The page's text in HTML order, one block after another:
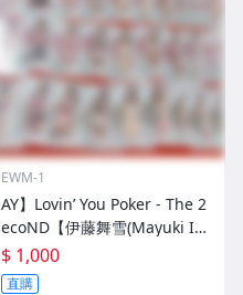
EWM-1
AY】Lovin’ You Poker - The 2
ecoND【伊藤舞雪(Mayuki It
o)】撲克牌 整副52張
$ 1,000
直購